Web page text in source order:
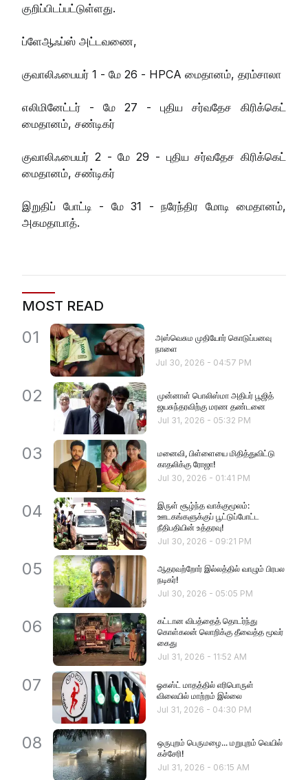
குறிப்பிடப்பட்டுள்ளது.
ப்ளேஆஃப்ஸ் அட்டவணை,
குவாலிஃபையர் 1 - மே 26 - HPCA மைதானம், தரம்சாலா
எலிமினேட்டர் - மே 27 - புதிய சர்வதேச கிரிக்கெட்
மைதானம், சண்டிகர்
குவாலிஃபையர் 2 - மே 29 - புதிய சர்வதேச கிரிக்கெட்
மைதானம், சண்டிகர்
இறுதிப் போட்டி - மே 31 - நரேந்திர மோடி மைதானம்,
அகமதாபாத்.
MOST READ
01
அஸ்வெசும முதியோர் கொடுப்பனவு
நாளை
Jul 30, 2026 - 04:57 PM
02
முன்னாள் பொலிஸ்மா அதிபர் பூஜித்
ஜயசுந்தரவிற்கு மரண தண்டனை
Jul 31, 2026 - 05:32 PM
03
மனைவி, பிள்ளையை மிதித்துவிட்டு
காதலிக்கு ரோஜா!
Jul 30, 2026 - 01:41 PM
04
இருள் சூழ்ந்த வாக்குமூலம்:
ஊடகங்களுக்குப் பூட்டுப்போட்ட
நீதிபதியின் உத்தரவு!
Jul 30, 2026 - 09:21 PM
05
ஆதரவற்றோர் இல்லத்தில் வாழும் பிரபல
நடிகர்!
Jul 30, 2026 - 05:05 PM
06
கட்டான விபத்தைத் தொடர்ந்து
கொள்கலன் லொறிக்கு தீவைத்த மூவர்
கைது
Jul 31, 2026 - 11:52 AM
07
ஓகஸ்ட் மாதத்தில் எரிபொருள்
விலையில் மாற்றம் இல்லை
Jul 31, 2026 - 04:30 PM
08
ஒருபுறம் பெருமழை... மறுபுறம் வெயில்
கச்சேரி!
Jul 31, 2026 - 06:15 AM